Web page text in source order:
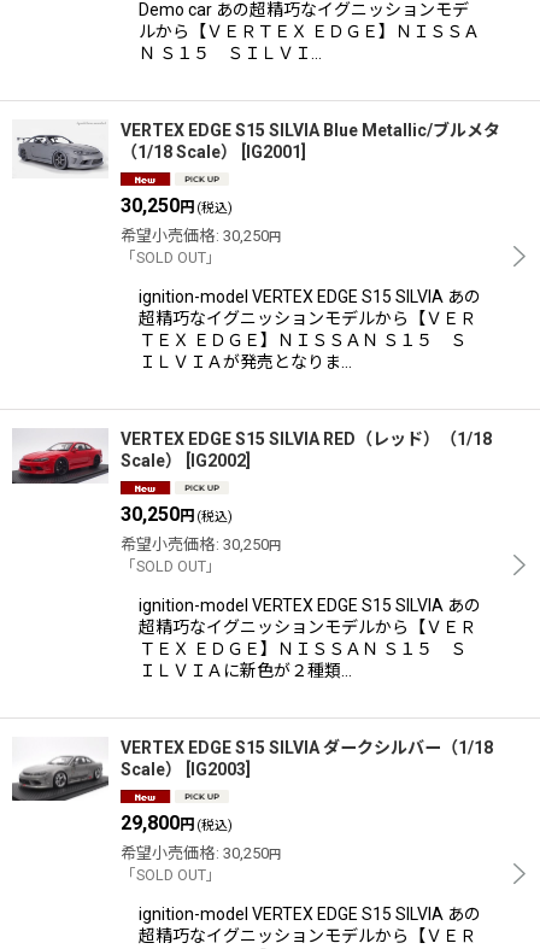
Demo car あの超精巧なイグニッションモデ
ルから【ＶＥＲＴＥＸ ＥＤＧＥ】ＮＩＳＳＡ
Ｎ Ｓ１５ ＳＩＬＶＩ…
VERTEX EDGE S15 SILVIA Blue Metallic/ブルメタ
（1/18 Scale）
IG2001
30,250円 (税込)
希望小売価格: 30,250円
「SOLD OUT」
ignition-model VERTEX EDGE S15 SILVIA あの
超精巧なイグニッションモデルから【ＶＥＲ
ＴＥＸ ＥＤＧＥ】ＮＩＳＳＡＮ Ｓ１５ Ｓ
ＩＬＶＩＡが発売となりま…
VERTEX EDGE S15 SILVIA RED（レッド）（1/18
Scale）
IG2002
30,250円 (税込)
希望小売価格: 30,250円
「SOLD OUT」
ignition-model VERTEX EDGE S15 SILVIA あの
超精巧なイグニッションモデルから【ＶＥＲ
ＴＥＸ ＥＤＧＥ】ＮＩＳＳＡＮ Ｓ１５ Ｓ
ＩＬＶＩＡに新色が２種類…
VERTEX EDGE S15 SILVIA ダークシルバー（1/18
Scale）
IG2003
29,800円 (税込)
希望小売価格: 30,250円
「SOLD OUT」
ignition-model VERTEX EDGE S15 SILVIA あの
超精巧なイグニッションモデルから【ＶＥＲ